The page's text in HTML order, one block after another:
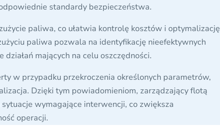
standardy bezpieczeństwa.
paliwa, co ułatwia kontrolę kosztów i optymalizację
paliwa pozwala na identyfikację nieefektywnych
mających na celu oszczędności.
w przypadku przekroczenia określonych parametrów,
Dzięki tym powiadomieniom, zarządzający flotą
wymagające interwencji, co zwiększa
operacji.